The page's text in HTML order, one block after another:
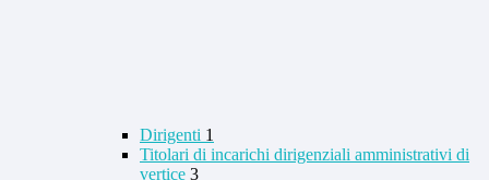
Dirigenti 1
Titolari di incarichi dirigenziali amministrativi di
vertice 3